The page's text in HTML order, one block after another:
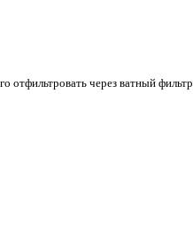
отфильтровать через ватный фильтр.